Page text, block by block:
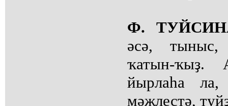
Ф.
әсә, тыныс,
ҡатын-ҡыҙ.
йырлаһа ла,
мәжлестә,